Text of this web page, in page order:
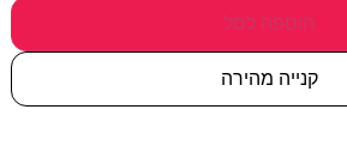
הוספה לסל
קנייה מהירה